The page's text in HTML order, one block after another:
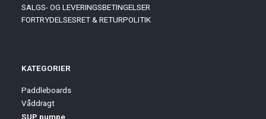
SALGS- OG LEVERINGSBETINGELSER
FORTRYDELSESRET & RETURPOLITIK
KATEGORIER
Paddleboards
Våddragt
SUP pumpe